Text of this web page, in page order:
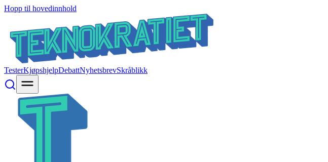
Hopp til hovedinnhold
TesterKjøpshjelpDebattNyhetsbrevSkråblikk